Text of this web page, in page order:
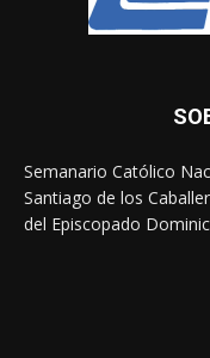
Semanario Católico
Santiago de los
del Episcopado